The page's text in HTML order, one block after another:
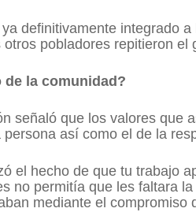
definitivamente integrado
pobladores repitieron el
de la comunidad?
señaló que los valores que
así como el de la
el hecho de que tu trabajo
no permitía que les faltara
mediante el compromiso